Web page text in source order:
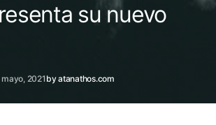
su nuevo
mayo, 2021 byatanathos.com